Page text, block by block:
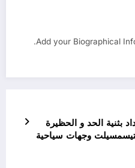
Add your Biographical
بثنية الحد و الحظيرة
بتيسمسيلت وجهات سياحية